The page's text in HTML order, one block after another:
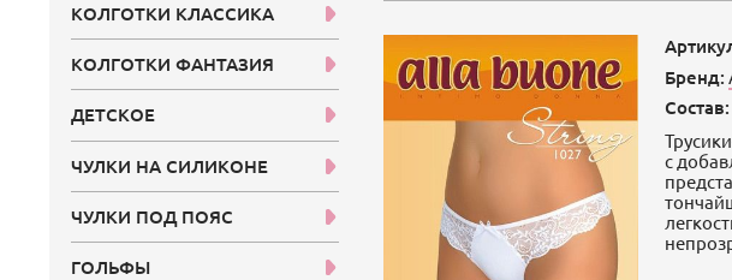
Бренд:
Состав:
с
КОЛГОТКИ КЛАССИКА
КОЛГОТКИ ФАНТАЗИЯ
ДЕТСКОЕ
ЧУЛКИ НА СИЛИКОНЕ
ЧУЛКИ ПОД ПОЯС
ГОЛЬФЫ